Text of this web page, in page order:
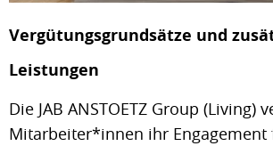
Vergütungsgrundsätze und
Leistungen
Die JAB ANSTOETZ Group (Living)
Mitarbeiter*innen ihr Engagement